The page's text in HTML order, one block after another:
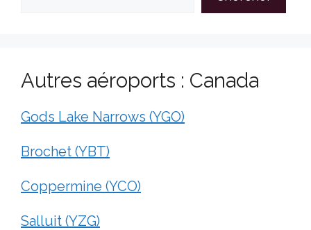
Autres aéroports : Canada
Gods Lake Narrows (YGO)
Brochet (YBT)
Coppermine (YCO)
Salluit (YZG)